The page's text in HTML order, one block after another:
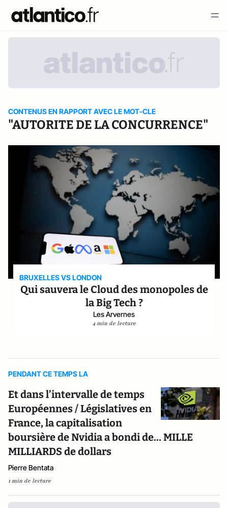
CONTENUS EN RAPPORT AVEC LE MOT-CLE
"AUTORITE DE LA CONCURRENCE"
BRUXELLES VS LONDON
Qui sauvera le Cloud des monopoles de
la Big Tech ?
Les Arvernes
4 min de lecture
PENDANT CE TEMPS LA
Et dans l’intervalle de temps
Européennes / Législatives en
France, la capitalisation
boursière de Nvidia a bondi de… MILLE
MILLIARDS de dollars
Pierre Bentata
1 min de lecture